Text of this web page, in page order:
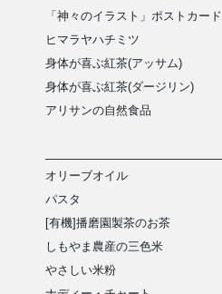
「神々のイラスト」ポストカード
ヒマラヤハチミツ
身体が喜ぶ紅茶(アッサム)
身体が喜ぶ紅茶(ダージリン)
アリサンの自然食品
オリーブオイル
パスタ
[有機]播磨園製茶のお茶
しもやま農産の三色米
やさしい米粉